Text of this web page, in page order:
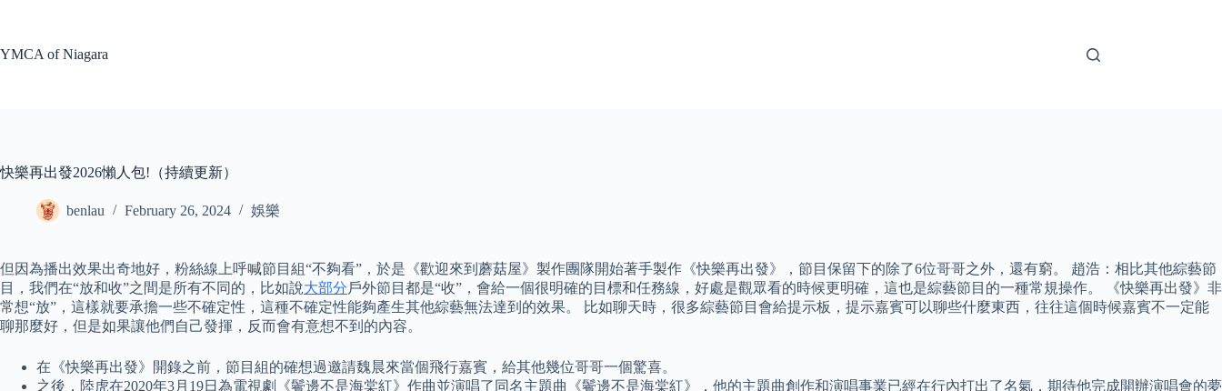
YMCA of Niagara
快樂再出發2026懶人包!（持續更新）
benlau February 26, 2024 娛樂
但因為播出效果出奇地好，粉絲線上呼喊節目組“不夠看”，於是《歡迎來到蘑菇屋》製作團隊開始著手製作《快樂再出發》，節目保留下的除了6位哥哥之外，還有窮。 趙浩：相比其他綜藝節
目，我們在“放和收”之間是所有不同的，比如說大部分戶外節目都是“收”，會給一個很明確的目標和任務線，好處是觀眾看的時候更明確，這也是綜藝節目的一種常規操作。 《快樂再出發》非
常想“放”，這樣就要承擔一些不確定性，這種不確定性能夠產生其他綜藝無法達到的效果。 比如聊天時，很多綜藝節目會給提示板，提示嘉賓可以聊些什麼東西，往往這個時候嘉賓不一定能
聊那麼好，但是如果讓他們自己發揮，反而會有意想不到的內容。
在《快樂再出發》開錄之前，節目組的確想過邀請魏晨來當個飛行嘉賓，給其他幾位哥哥一個驚喜。
之後，陸虎在2020年3月19日為電視劇《鬢邊不是海棠紅》作曲並演唱了同名主題曲《鬢邊不是海棠紅》，他的主題曲創作和演唱事業已經在行內打出了名氣，期待他完成開辦演唱會的夢